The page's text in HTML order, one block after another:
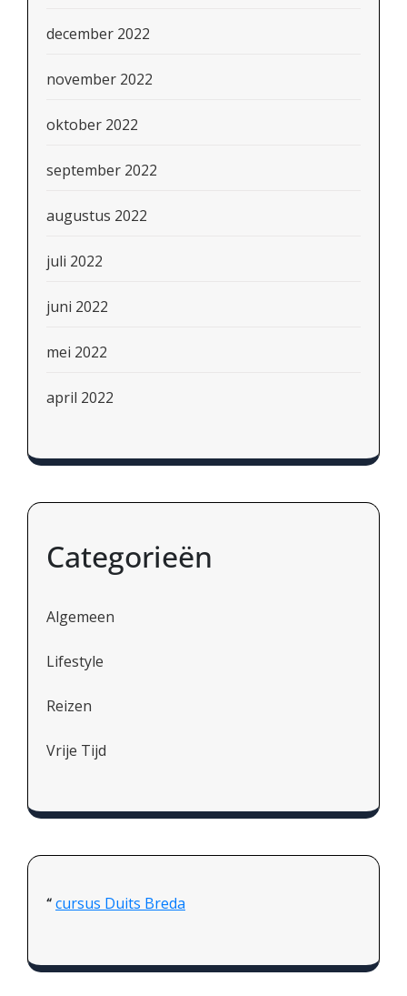
december 2022
november 2022
oktober 2022
september 2022
augustus 2022
juli 2022
juni 2022
mei 2022
april 2022
Categorieën
Algemeen
Lifestyle
Reizen
Vrije Tijd
cursus Duits Breda